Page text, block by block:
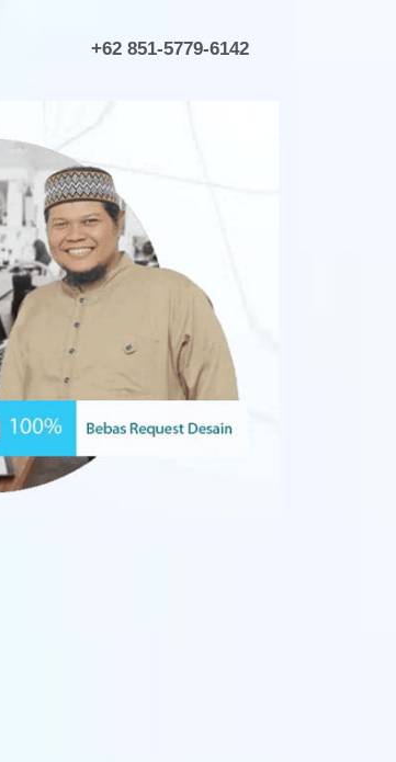
+62 851-5779-6142